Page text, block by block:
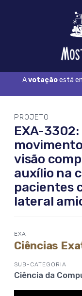
Avotaçãoestá
PROJETO
EXA-
visão
auxílio na
pacientes
lateral
EXA
Ciências
SUB-CATEGORIA
Ciência da